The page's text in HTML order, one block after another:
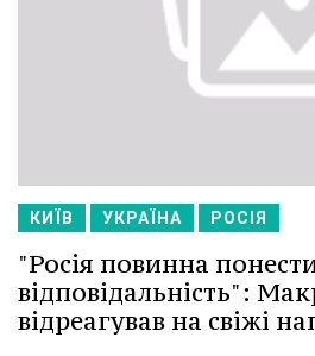
КИЇВ УКРАЇНА РОСІЯ
"Росія повинна
відповідальність":
відреагував на свіжі